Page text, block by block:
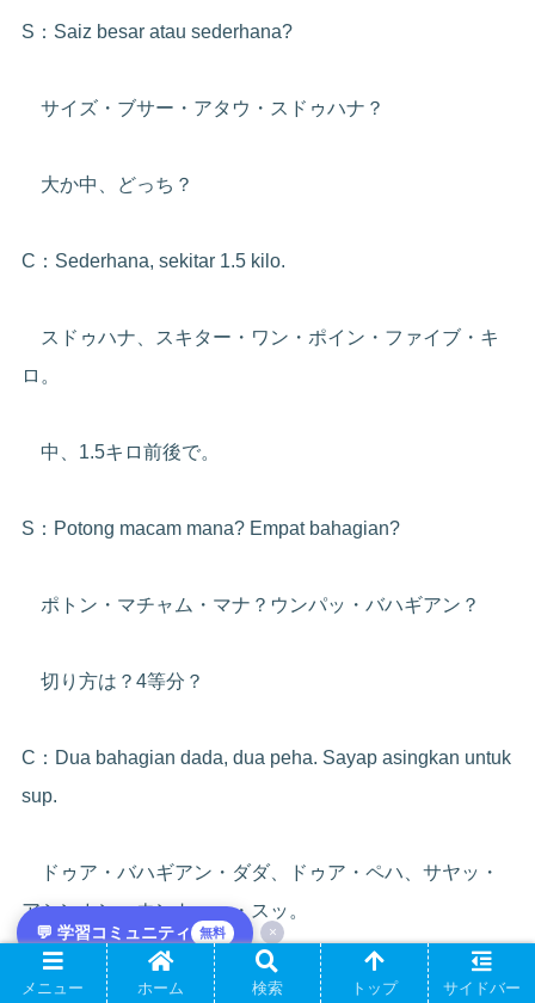
S：Saiz besar atau sederhana?
サイズ・ブサー・アタウ・スドゥハナ？
大か中、どっち？
C：Sederhana, sekitar 1.5 kilo.
スドゥハナ、スキター・ワン・ポイン・ファイブ・キ
ロ。
中、1.5キロ前後で。
S：Potong macam mana? Empat bahagian?
ポトン・マチャム・マナ？ウンパッ・バハギアン？
切り方は？4等分？
C：Dua bahagian dada, dua peha. Sayap asingkan untuk
sup.
ドゥア・バハギアン・ダダ、ドゥア・ペハ、サヤッ・
アシンカン・ウントゥッ・スッ。
胸2、もも2に、手羽はスープ用に分けて。
💬 学習コミュニティ 無料 ×
メニュー ホーム 検索 トップ サイドバー